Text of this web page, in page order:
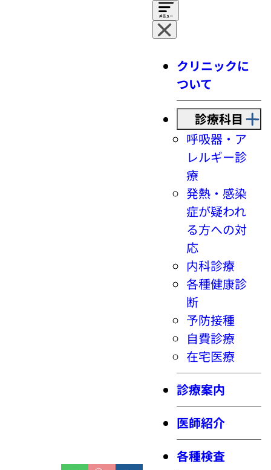
クリニックに
ついて
診療科目
呼吸器・ア
レルギー診
療
発熱・感染
症が疑われ
る方への対
応
内科診療
各種健康診
断
予防接種
自費診療
在宅医療
診療案内
医師紹介
各種検査